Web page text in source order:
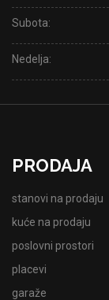
Subota:
Nedelja:
PRODAJA
stanovi na prodaju
kuće na prodaju
poslovni prostori
placevi
garaže